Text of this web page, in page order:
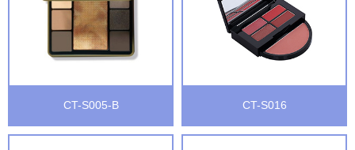
CT-S005-B CT-S016